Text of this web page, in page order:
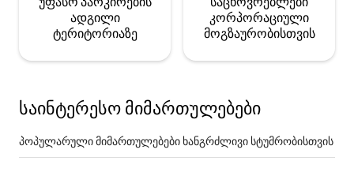
ადგილი
ტერიტორიაზე
კორპორაციული
მოგზაურობისთვის
საინტერესო მიმართულებები
პოპულარული მიმართულებები ხანგრძლივი სტუმრობისთვის